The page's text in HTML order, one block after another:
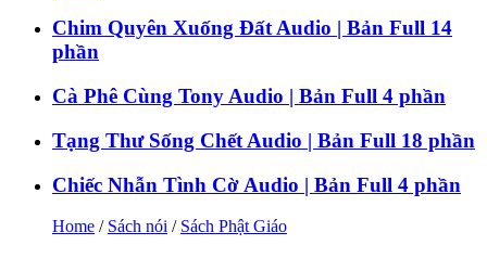
Chim Quyên Xuống Đất Audio | Bản Full 14
phần
Cà Phê Cùng Tony Audio | Bản Full 4 phần
Tạng Thư Sống Chết Audio | Bản Full 18 phần
Chiếc Nhẫn Tình Cờ Audio | Bản Full 4 phần
Home / Sách nói / Sách Phật Giáo